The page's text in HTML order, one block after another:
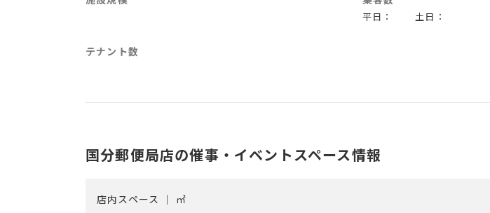
平日： 土日：
テナント数
国分郵便局店の催事・イベントスペース情報
店内スペース ｜ ㎡